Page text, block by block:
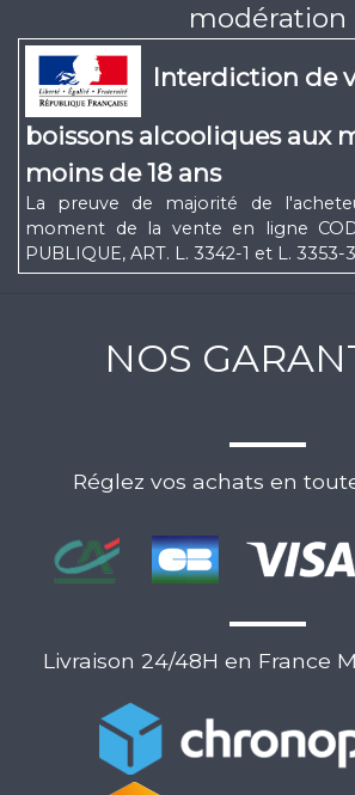
modération
Interdiction de
boissons alcooliques aux
moins de 18 ans
La preuve de majorité de
moment de la vente en ligne
PUBLIQUE, ART. L. 3342-1 et L. 3353-3
NOS
Réglez vos achats en
Livraison 24/48H en France